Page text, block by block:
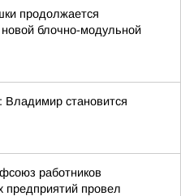
продолжается
новой блочно-модульной
Владимир становится
работников
провел